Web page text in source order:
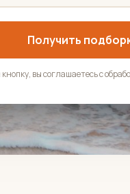
Получить
вы соглашаетесь с